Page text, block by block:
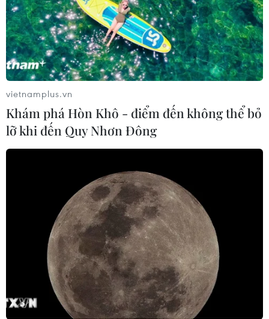
Nâng cấp Quảng Ninh, Bắc Ninh:
Tạo tiền đề phát triển văn hóa du lịch
địa phương
06/08/2026 07:30
Chủ tịch Quốc hội Thái Lan dự khai
mạc Triển lãm 50 năm quan hệ ngoại
Hà Nội: 'Đánh thức' di sản văn hóa,
mở đường cho sáng tạo
06/08/2026 04:25
Quảng Trị bảo tồn di tích và hệ thống
mạch nước ngầm ở 14 giếng cổ xã
vietnamplus.vn
Khám phá Hòn Khô - điểm đến không thể bỏ
lỡ khi đến Quy Nhơn Đông